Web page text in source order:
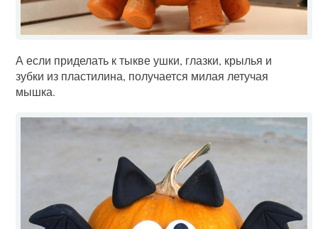
А если приделать к тыкве ушки, глазки, крылья и
зубки из пластилина, получается милая летучая
мышка.